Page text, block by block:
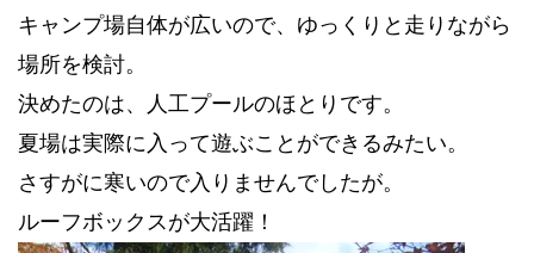
キャンプ場自体が広いので、ゆっくりと走りながら
場所を検討。
決めたのは、人工プールのほとりです。
夏場は実際に入って遊ぶことができるみたい。
さすがに寒いので入りませんでしたが。
ルーフボックスが大活躍！